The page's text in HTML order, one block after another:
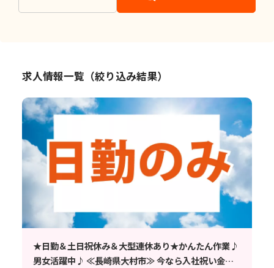
求人情報一覧（絞り込み結果）
★日勤＆土日祝休み＆大型連休あり★かんたん作業♪
男女活躍中♪ ≪長崎県大村市≫ 今なら入社祝い金